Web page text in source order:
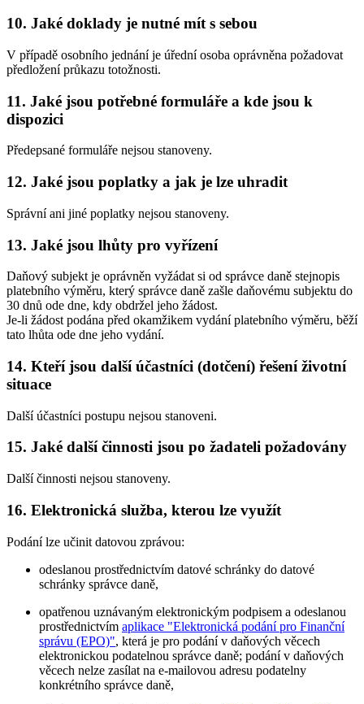
10. Jaké doklady je nutné mít s sebou
V případě osobního jednání je úřední osoba oprávněna požadovat
předložení průkazu totožnosti.
11. Jaké jsou potřebné formuláře a kde jsou k
dispozici
Předepsané formuláře nejsou stanoveny.
12. Jaké jsou poplatky a jak je lze uhradit
Správní ani jiné poplatky nejsou stanoveny.
13. Jaké jsou lhůty pro vyřízení
Daňový subjekt je oprávněn vyžádat si od správce daně stejnopis
platebního výměru, který správce daně zašle daňovému subjektu do
30 dnů ode dne, kdy obdržel jeho žádost.
Je-li žádost podána před okamžikem vydání platebního výměru, běží
tato lhůta ode dne jeho vydání.
14. Kteří jsou další účastníci (dotčení) řešení životní
situace
Další účastníci postupu nejsou stanoveni.
15. Jaké další činnosti jsou po žadateli požadovány
Další činnosti nejsou stanoveny.
16. Elektronická služba, kterou lze využít
Podání lze učinit datovou zprávou:
odeslanou prostřednictvím datové schránky do datové
schránky správce daně,
opatřenou uznávaným elektronickým podpisem a odeslanou
prostřednictvím aplikace "Elektronická podání pro Finanční
správu (EPO)", která je pro podání v daňových věcech
elektronickou podatelnou správce daně; podání v daňových
věcech nelze zasílat na e-mailovou adresu podatelny
konkrétního správce daně,